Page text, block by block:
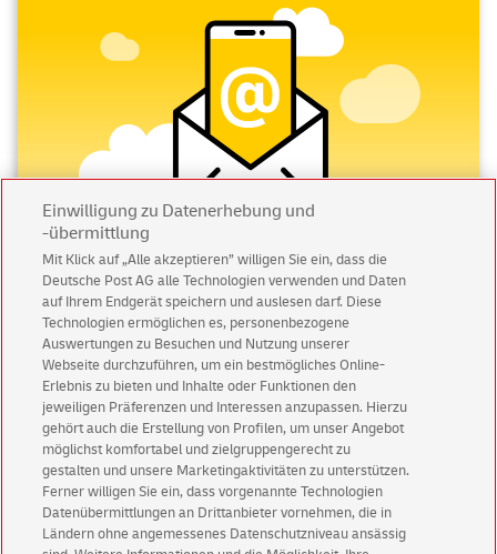
Abonnieren Sie unseren Newsletter
Immer informiert über exklusive Angebote und
Aktionen - jetzt mit Vorteil
Privatkundensichern sich einen5 € Gutschein
für POSTSCAN!
Geschäftskundenerhalten einen5 € Gutschein
für Briefmarke individuell!
Zur Newsletter-Anmeldung
Einwilligung zu Datenerhebung und
-übermittlung
Mit Klick auf „Alle akzeptieren” willigen Sie ein, dass die
Deutsche Post AG alle Technologien verwenden und Daten
auf Ihrem Endgerät speichern und auslesen darf. Diese
Technologien ermöglichen es, personenbezogene
Auswertungen zu Besuchen und Nutzung unserer
Webseite durchzuführen, um ein bestmögliches Online-
Erlebnis zu bieten und Inhalte oder Funktionen den
jeweiligen Präferenzen und Interessen anzupassen. Hierzu
gehört auch die Erstellung von Profilen, um unser Angebot
möglichst komfortabel und zielgruppengerecht zu
gestalten und unsere Marketingaktivitäten zu unterstützen.
Ferner willigen Sie ein, dass vorgenannte Technologien
Datenübermittlungen an Drittanbieter vornehmen, die in
Ländern ohne angemessenes Datenschutzniveau ansässig